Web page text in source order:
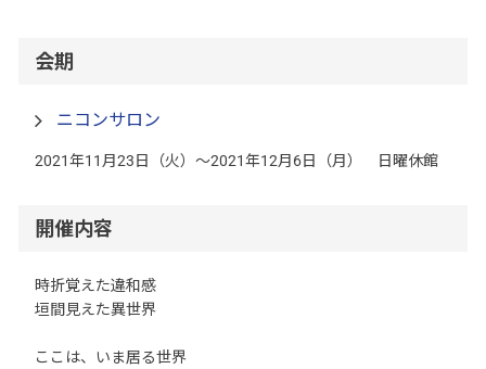
会期
ニコンサロン
2021年11月23日（火）～2021年12月6日（月） 日曜休館
開催内容
時折覚えた違和感
垣間見えた異世界
ここは、いま居る世界